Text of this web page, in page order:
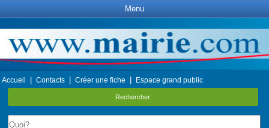
Menu
Accueil Contacts Créer une fiche Espace grand public
Rechercher